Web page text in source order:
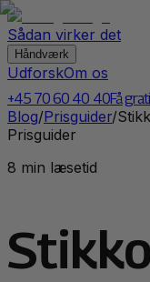
Sådan virker det
Håndværk
UdforskOm os
+45 70 60 40 40Få
Blog/Prisguider/
Prisguider
8 min læsetid